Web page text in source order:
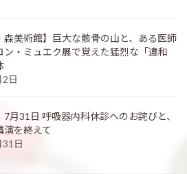
森美術館】巨大な骸骨の山と、ある医師
ン・ミュエク展で覚えた猛烈な「違和
日
7月31日 呼吸器内科休診へのお詫びと、
演を終えて
日